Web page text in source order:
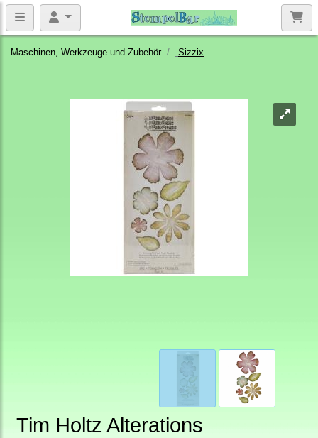
Maschinen, Werkzeuge und Zubehör Sizzix
Tim Holtz Alterations